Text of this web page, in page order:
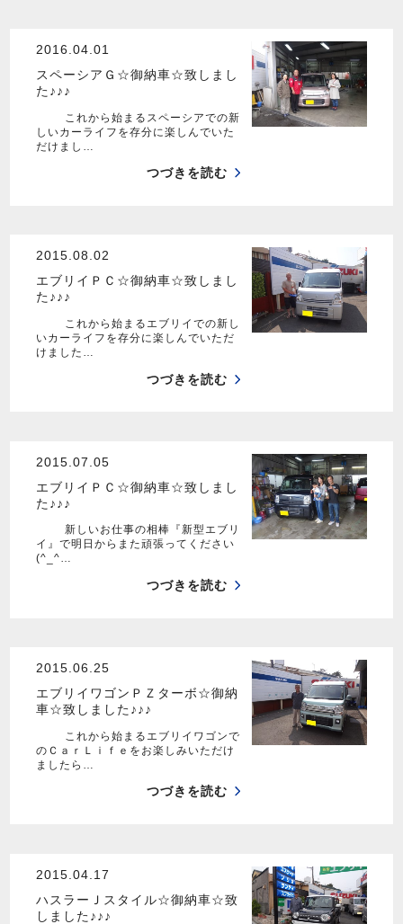
2016.04.01
スペーシアＧ☆御納車☆致しまし
た♪♪♪
これから始まるスペーシアでの新
しいカーライフを存分に楽しんでいた
だけまし…
つづきを読む
2015.08.02
エブリイＰＣ☆御納車☆致しまし
た♪♪♪
これから始まるエブリイでの新し
いカーライフを存分に楽しんでいただ
けました…
つづきを読む
2015.07.05
エブリイＰＣ☆御納車☆致しまし
た♪♪♪
新しいお仕事の相棒『新型エブリ
イ』で明日からまた頑張ってください
(^_^…
つづきを読む
2015.06.25
エブリイワゴンＰＺターボ☆御納
車☆致しました♪♪♪
これから始まるエブリイワゴンで
のＣａｒＬｉｆｅをお楽しみいただけ
ましたら…
つづきを読む
2015.04.17
ハスラーＪスタイル☆御納車☆致
しました♪♪♪